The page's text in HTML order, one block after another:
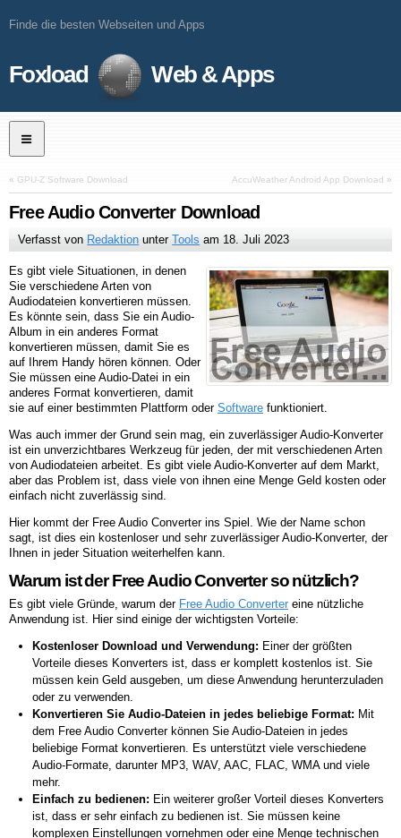
Finde die besten Webseiten und Apps
Foxload Web & Apps
« GPU-Z Software Download AccuWeather Android App Download »
Free Audio Converter Download
Verfasst von Redaktion unterTools am 18. Juli 2023
Es gibt viele Situationen, in denen
Sie verschiedene Arten von
Audiodateien konvertieren müssen.
Es könnte sein, dass Sie ein Audio-
Album in ein anderes Format
konvertieren müssen, damit Sie es
auf Ihrem Handy hören können. Oder
Sie müssen eine Audio-Datei in ein
anderes Format konvertieren, damit
sie auf einer bestimmten Plattform oder Software funktioniert.
Was auch immer der Grund sein mag, ein zuverlässiger Audio-Konverter
ist ein unverzichtbares Werkzeug für jeden, der mit verschiedenen Arten
von Audiodateien arbeitet. Es gibt viele Audio-Konverter auf dem Markt,
aber das Problem ist, dass viele von ihnen eine Menge Geld kosten oder
einfach nicht zuverlässig sind.
Hier kommt der Free Audio Converter ins Spiel. Wie der Name schon
sagt, ist dies ein kostenloser und sehr zuverlässiger Audio-Konverter, der
Ihnen in jeder Situation weiterhelfen kann.
Warum ist der Free Audio Converter so nützlich?
Es gibt viele Gründe, warum der Free Audio Converter eine nützliche
Anwendung ist. Hier sind einige der wichtigsten Vorteile:
Kostenloser Download und Verwendung: Einer der größten
Vorteile dieses Konverters ist, dass er komplett kostenlos ist. Sie
müssen kein Geld ausgeben, um diese Anwendung herunterzuladen
oder zu verwenden.
Konvertieren Sie Audio-Dateien in jedes beliebige Format: Mit
dem Free Audio Converter können Sie Audio-Dateien in jedes
beliebige Format konvertieren. Es unterstützt viele verschiedene
Audio-Formate, darunter MP3, WAV, AAC, FLAC, WMA und viele
mehr.
Einfach zu bedienen: Ein weiterer großer Vorteil dieses Konverters
ist, dass er sehr einfach zu bedienen ist. Sie müssen keine
komplexen Einstellungen vornehmen oder eine Menge technischen